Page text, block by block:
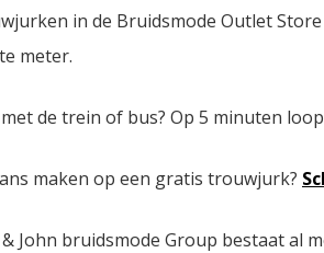
in de Bruidsmode Outlet
meter.
de trein of bus? Op 5 minuten
maken op een gratis trouwjurk?
John bruidsmode Group bestaat al